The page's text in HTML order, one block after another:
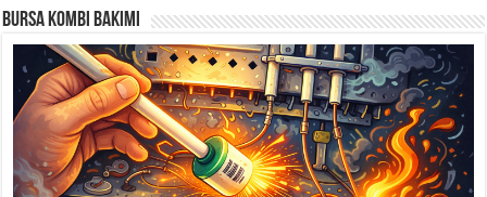
Bursa Kombi Bakımı